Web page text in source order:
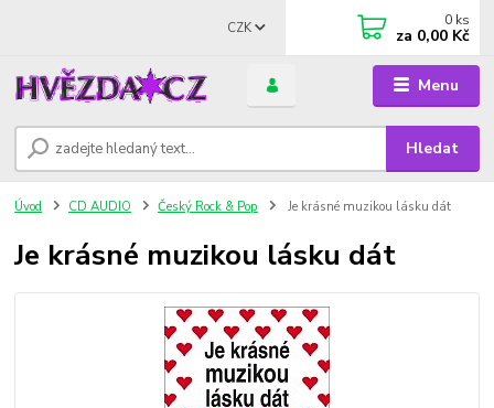
Menu
CZK
Hledat
0 ks
za 0,00 Kč
Úvod CD AUDIO Český Rock & Pop Je krásné muzikou lásku dát
Je krásné muzikou lásku dát